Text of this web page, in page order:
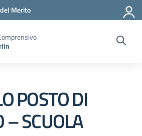
Merito
POSTO DI
– SCUOLA